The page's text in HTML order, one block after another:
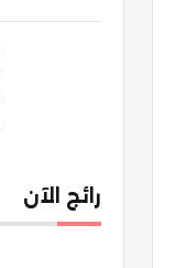
رائج الآن